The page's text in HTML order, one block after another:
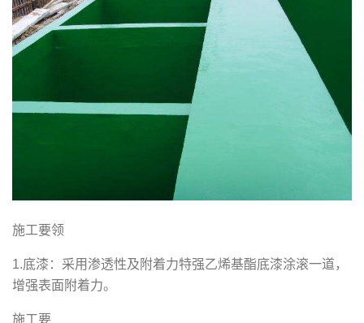
施工要领
1.底漆：采用渗透性及附着力特强乙烯基酯底漆涂滚一道，
增强表面附着力。
施工要